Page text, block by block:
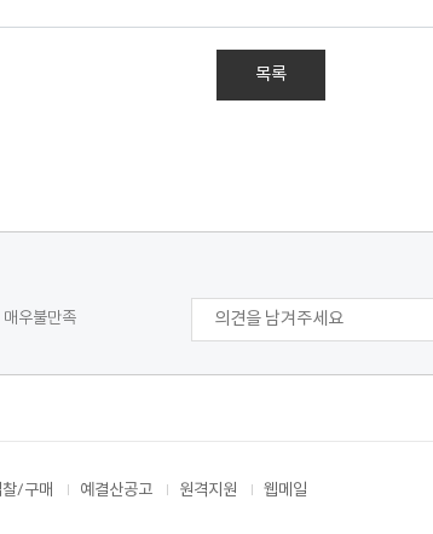
목록
매우불만족
/구매 예결산공고 원격지원 웹메일